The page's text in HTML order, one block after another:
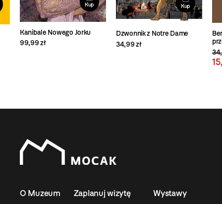
Kup
Kanibale Nowego Jorku
99,99 zł
Kup
Dzwonnik z Notre Dame
34,99 zł
O Muzeum Zaplanuj wizytę Wystawy